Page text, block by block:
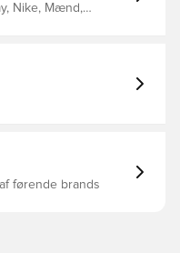
af
Nike, Mænd,
førende brands